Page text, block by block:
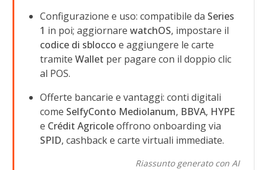
Configurazione e uso: compatibile da Series
1 in poi; aggiornarewatchOS, impostare il
codice di sblocco e aggiungere le carte
tramiteWallet per pagare con il doppio clic
al POS.
Offerte bancarie e vantaggi: conti digitali
come SelfyConto Mediolanum, BBVA, HYPE
e Crédit Agricoleoffrono onboarding via
SPID, cashback e carte virtuali immediate.
Riassunto generato con AI